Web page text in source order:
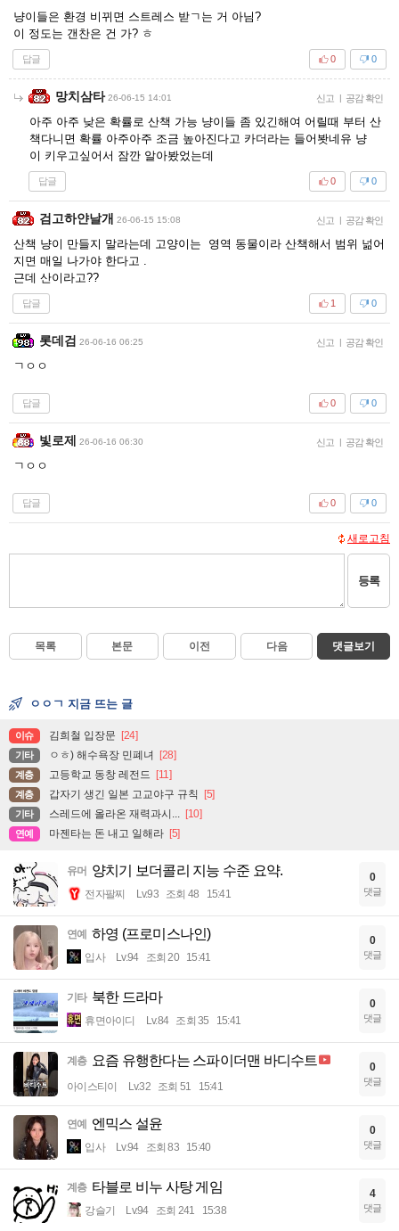
냥이들은 환경 비뀌면 스트레스 받ㄱ는 거 아님?
이 정도는 갠찬은 건 가? ㅎ
답글 0
0
망치삼타 26-06-15 14:01 신고 | 공감 확인
아주 아주 낮은 확률로 산책 가능 냥이들 좀 있긴해여 어릴때 부터 산
책다니면 확률 아주아주 조금 높아진다고 카더라는 들어봣네유 냥
이 키우고싶어서 잠깐 알아봤었는데
답글 0
0
검고하얀날개 26-06-15 15:08 신고 | 공감 확인
산책 냥이 만들지 말라는데 고양이는 영역 동물이라 산책해서 범위 넒어
지면 매일 나가야 한다고 .
근데 산이라고??
답글 0
1
롯데검 26-06-16 06:25 신고 | 공감 확인
ㄱㅇㅇ
답글 0
0
빛로제 26-06-16 06:30 신고 | 공감 확인
ㄱㅇㅇ
답글 0
0
새로고침
등록
목록 본문 이전 다음 댓글보기
ㅇㅇㄱ 지금 뜨는 글
이슈 김희철 입장문 [24]
기타 ㅇㅎ) 해수욕장 민폐녀 [28]
계층 고등학교 동창 레전드 [11]
계층 갑자기 생긴 일본 고교야구 규칙 [5]
기타 스레드에 올라온 재력과시... [10]
연예 마젠타는 돈 내고 일해라 [5]
유머 양치기 보더콜리 지능 수준 요약.
전자팔찌 Lv.93 조회 48 15:41
0
댓글
연예 하영 (프로미스나인)
입사 Lv.94 조회 20 15:41
0
댓글
기타 북한 드라마
휴면아이디 Lv.84 조회 35 15:41
0
댓글
계층 요즘 유행한다는 스파이더맨 바디수트
아이스티이 Lv.32 조회 51 15:41
0
댓글
연예 엔믹스 설윤
입사 Lv.94 조회 83 15:40
0
댓글
계층 타블로 비누 사탕 게임
강슬기 Lv.94 조회 241 15:38
4
댓글